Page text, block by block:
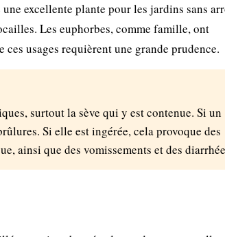
excellente plante pour les jardins sans
Les euphorbes, comme famille, ont
usages requièrent une grande prudence.
surtout la sève qui y est contenue. Si un
Si elle est ingérée, cela provoque des
ainsi que des vomissements et des